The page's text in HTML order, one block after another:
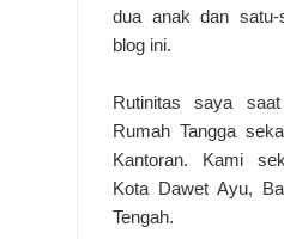
dua anak dan satu-
blog ini.
Rutinitas saya
Rumah Tangga
Kantoran. Kami
Kota Dawet Ayu,
Tengah.